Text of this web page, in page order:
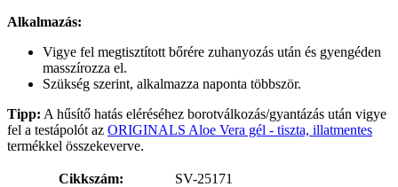
Alkalmazás:
Vigye fel megtisztított bőrére zuhanyozás után és gyengéden
masszírozza el.
Szükség szerint, alkalmazza naponta többször.
Tipp: A hűsítő hatás eléréséhez borotválkozás/gyantázás után vigye
fel a testápolót az ORIGINALS Aloe Vera gél - tiszta, illatmentes
termékkel összekeverve.
Cikkszám:
SV-25171